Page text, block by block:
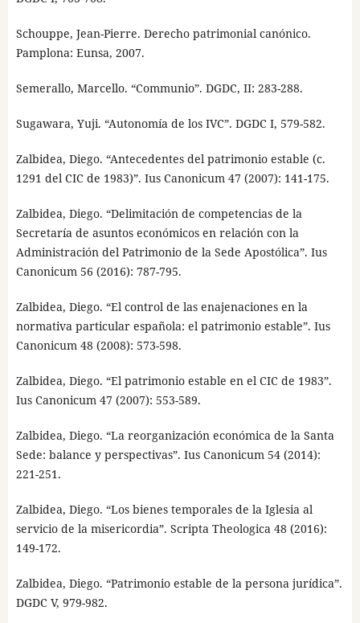
Schouppe, Jean-Pierre. Derecho patrimonial canónico.
Pamplona: Eunsa, 2007.
Semerallo, Marcello. “Communio”. DGDC, II: 283-288.
Sugawara, Yuji. “Autonomía de los IVC”. DGDC I, 579-582.
Zalbidea, Diego. “Antecedentes del patrimonio estable (c.
1291 del CIC de 1983)”. Ius Canonicum 47 (2007): 141-175.
Zalbidea, Diego. “Delimitación de competencias de la
Secretaría de asuntos económicos en relación con la
Administración del Patrimonio de la Sede Apostólica”. Ius
Canonicum 56 (2016): 787-795.
Zalbidea, Diego. “El control de las enajenaciones en la
normativa particular española: el patrimonio estable”. Ius
Canonicum 48 (2008): 573-598.
Zalbidea, Diego. “El patrimonio estable en el CIC de 1983”.
Ius Canonicum 47 (2007): 553-589.
Zalbidea, Diego. “La reorganización económica de la Santa
Sede: balance y perspectivas”. Ius Canonicum 54 (2014):
221-251.
Zalbidea, Diego. “Los bienes temporales de la Iglesia al
servicio de la misericordia”. Scripta Theologica 48 (2016):
149-172.
Zalbidea, Diego. “Patrimonio estable de la persona jurídica”.
DGDC V, 979-982.